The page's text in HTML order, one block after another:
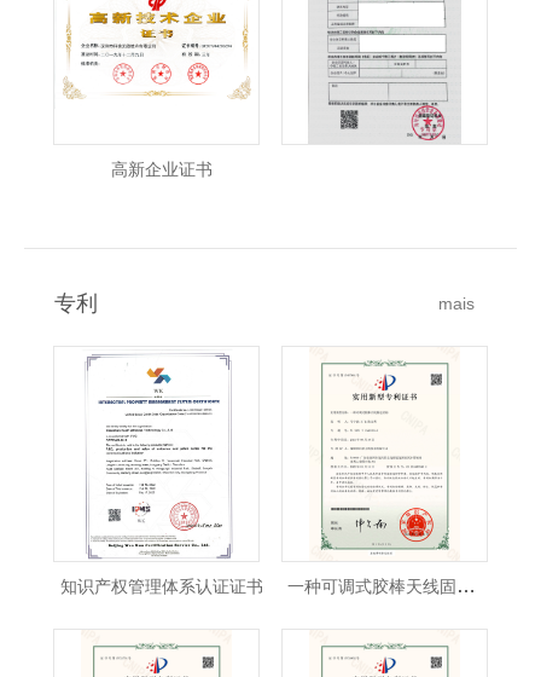
高新企业证书
mais
专利
知识产权管理体系认证证书 一种可调式胶棒天线固定结构-实用新型专利证书